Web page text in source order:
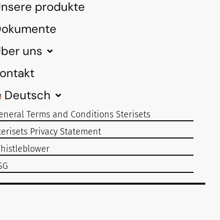
produkte
uns
Deutsch
Terms and Conditions Sterisets
Privacy Statement